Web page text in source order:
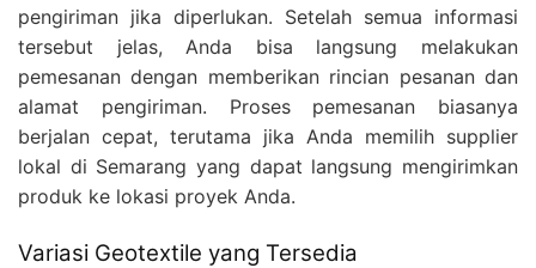
pengiriman jika diperlukan. Setelah semua informasi
tersebut jelas, Anda bisa langsung melakukan
pemesanan dengan memberikan rincian pesanan dan
alamat pengiriman. Proses pemesanan biasanya
berjalan cepat, terutama jika Anda memilih supplier
lokal di Semarang yang dapat langsung mengirimkan
produk ke lokasi proyek Anda.
Variasi Geotextile yang Tersedia